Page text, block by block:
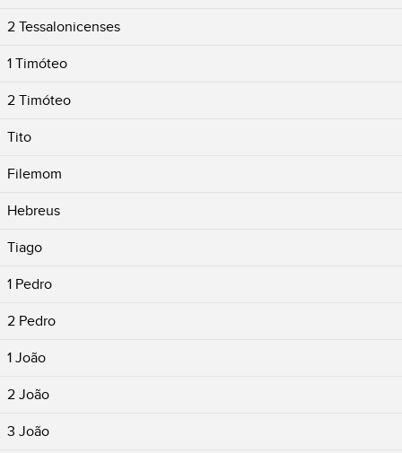
2 Tessalonicenses
1 Timóteo
2 Timóteo
Tito
Filemom
Hebreus
Tiago
1 Pedro
2 Pedro
1 João
2 João
3 João